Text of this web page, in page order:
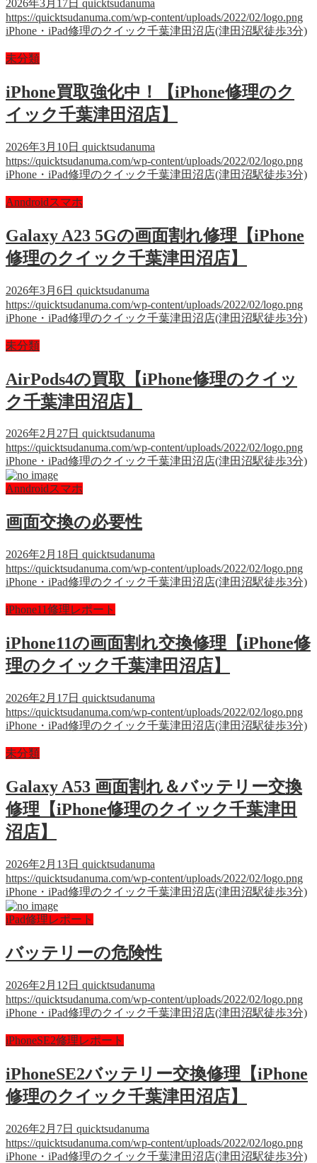
2026年3月17日 quicktsudanuma
https://quicktsudanuma.com/wp-content/uploads/2022/02/logo.png
iPhone・iPad修理のクイック千葉津田沼店(津田沼駅徒歩3分)
未分類
iPhone買取強化中！【iPhone修理のク
イック千葉津田沼店】
2026年3月10日 quicktsudanuma
https://quicktsudanuma.com/wp-content/uploads/2022/02/logo.png
iPhone・iPad修理のクイック千葉津田沼店(津田沼駅徒歩3分)
Anndroidスマホ
Galaxy A23 5Gの画面割れ修理【iPhone
修理のクイック千葉津田沼店】
2026年3月6日 quicktsudanuma
https://quicktsudanuma.com/wp-content/uploads/2022/02/logo.png
iPhone・iPad修理のクイック千葉津田沼店(津田沼駅徒歩3分)
未分類
AirPods4の買取【iPhone修理のクイッ
ク千葉津田沼店】
2026年2月27日 quicktsudanuma
https://quicktsudanuma.com/wp-content/uploads/2022/02/logo.png
iPhone・iPad修理のクイック千葉津田沼店(津田沼駅徒歩3分)
Anndroidスマホ
画面交換の必要性
2026年2月18日 quicktsudanuma
https://quicktsudanuma.com/wp-content/uploads/2022/02/logo.png
iPhone・iPad修理のクイック千葉津田沼店(津田沼駅徒歩3分)
iPhone11修理レポート
iPhone11の画面割れ交換修理【iPhone修
理のクイック千葉津田沼店】
2026年2月17日 quicktsudanuma
https://quicktsudanuma.com/wp-content/uploads/2022/02/logo.png
iPhone・iPad修理のクイック千葉津田沼店(津田沼駅徒歩3分)
未分類
Galaxy A53 画面割れ＆バッテリー交換
修理【iPhone修理のクイック千葉津田
沼店】
2026年2月13日 quicktsudanuma
https://quicktsudanuma.com/wp-content/uploads/2022/02/logo.png
iPhone・iPad修理のクイック千葉津田沼店(津田沼駅徒歩3分)
iPad修理レポート
バッテリーの危険性
2026年2月12日 quicktsudanuma
https://quicktsudanuma.com/wp-content/uploads/2022/02/logo.png
iPhone・iPad修理のクイック千葉津田沼店(津田沼駅徒歩3分)
iPhoneSE2修理レポート
iPhoneSE2バッテリー交換修理【iPhone
修理のクイック千葉津田沼店】
2026年2月7日 quicktsudanuma
https://quicktsudanuma.com/wp-content/uploads/2022/02/logo.png
iPhone・iPad修理のクイック千葉津田沼店(津田沼駅徒歩3分)